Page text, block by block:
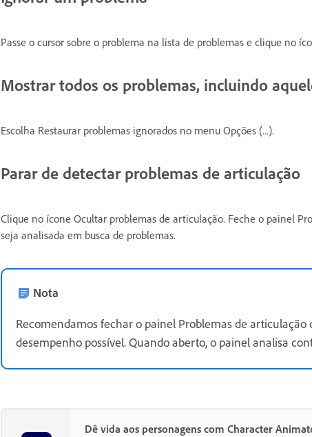
Passe o cursor sobre o problema na lista de problemas e clique no
Mostrar todos os problemas, incluindo
Escolha Restaurar problemas ignorados no menu Opções (...).
Parar de detectar problemas de articulação
Clique no ícone Ocultar problemas de articulação. Feche o painel
seja analisada em busca de problemas.
Nota
Recomendamos fechar o painel Problemas de
desempenho possível. Quando aberto, o painel analisa
Dê vida aos personagens com Character